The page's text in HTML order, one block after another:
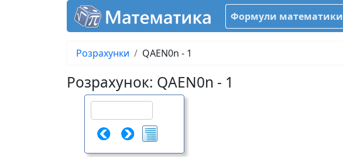
Формули математики
Розрахунки QAEN0n - 1
Розрахунок: QAEN0n - 1